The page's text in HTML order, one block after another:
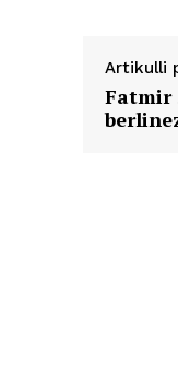
Artikulli
Fatmir